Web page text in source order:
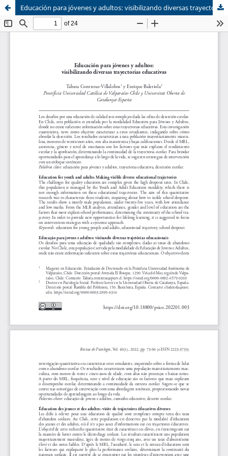
Educación para jóvenes y adultos: visibilizando diversas trayectorias educativas